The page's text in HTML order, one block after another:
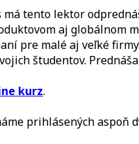
má tento lektor
aj
pre malé aj veľké
študentov.
kurz.
prihlásených aspoň